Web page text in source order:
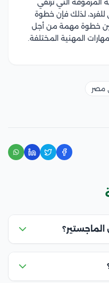
المرموقة التي ترتقي
للفرد، لذلك فإن خطوة
خطوة مهمة من أجل
المهنية المختلفة.
مصر
الماجستير؟